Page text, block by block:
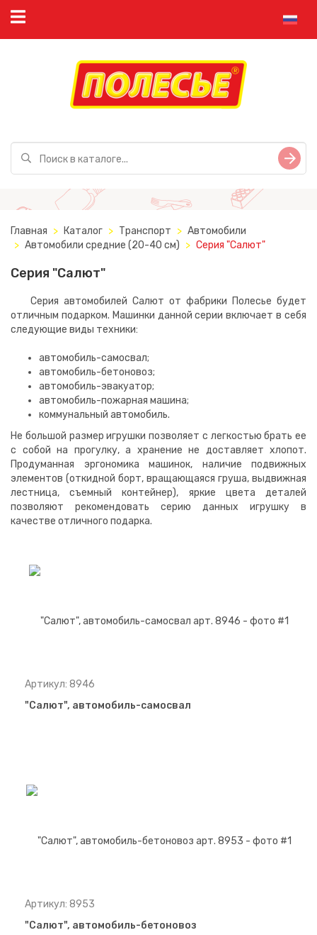
Главная Каталог Транспорт
Автомобили
Автомобили средние (20-40 см)
Серия "Салют"
Серия "Салют"
Серия автомобилей Салют от фабрики Полесье будет
отличным подарком. Машинки данной серии включает в себя
следующие виды техники:
автомобиль-самосвал;
автомобиль-бетоновоз;
автомобиль-эвакуатор;
автомобиль-пожарная машина;
коммунальный автомобиль.
Не большой размер игрушки позволяет с легкостью брать ее
с собой на прогулку, а хранение не доставляет хлопот.
Продуманная эргономика машинок, наличие подвижных
элементов (откидной борт, вращающаяся груша, выдвижная
лестница, съемный контейнер), яркие цвета деталей
позволяют рекомендовать серию данных игрушку в
качестве отличного подарка.
Артикул: 8946
"Салют", автомобиль-самосвал
Артикул: 8953
"Салют", автомобиль-бетоновоз